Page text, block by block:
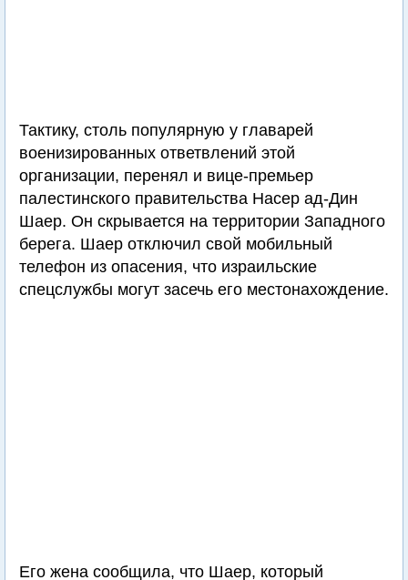
Тактику, столь популярную у главарей
военизированных ответвлений этой
организации, перенял и вице-премьер
палестинского правительства Насер ад-Дин
Шаер. Он скрывается на территории Западного
берега. Шаер отключил свой мобильный
телефон из опасения, что израильские
спецслужбы могут засечь его местонахождение.
Его жена сообщила, что Шаер, который